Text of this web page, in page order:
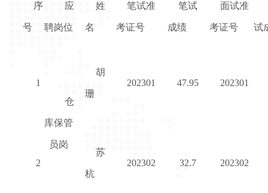
序
号
应
聘岗位
姓
名
笔试准
考证号
笔试
成绩
面试准
考证号 试
1
仓
库保管
员岗
胡
珊
202301 47.95 202301
2
苏
杭
202302 32.7 202302